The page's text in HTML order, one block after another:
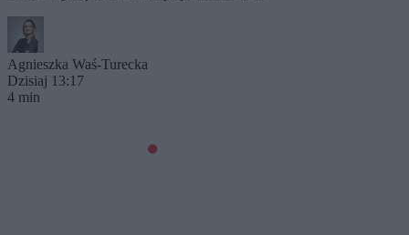
Agnieszka Waś-Turecka
Dzisiaj 13:17
4 min